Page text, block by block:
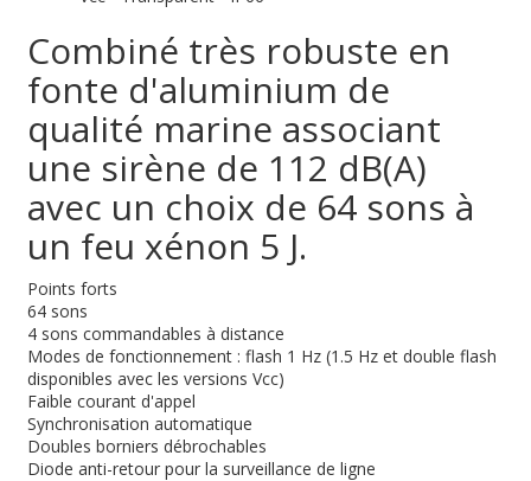
Combiné très robuste en
fonte d'aluminium de
qualité marine associant
une sirène de 112 dB(A)
avec un choix de 64 sons à
un feu xénon 5 J.
Points forts
64 sons
4 sons commandables à distance
Modes de fonctionnement : flash 1 Hz (1.5 Hz et double flash
disponibles avec les versions Vcc)
Faible courant d'appel
Synchronisation automatique
Doubles borniers débrochables
Diode anti-retour pour la surveillance de ligne